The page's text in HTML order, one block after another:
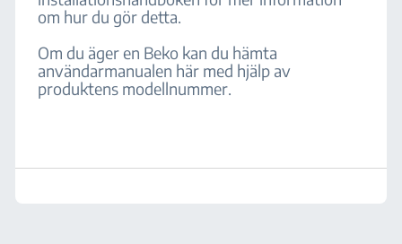
om hur du gör detta.
Om du äger en Beko kan du hämta
användarmanualen här med hjälp av
produktens modellnummer.